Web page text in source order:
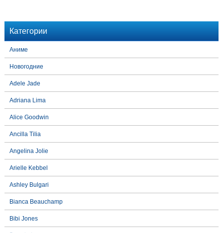
Категории
Аниме
Новогодние
Adele Jade
Adriana Lima
Alice Goodwin
Ancilla Tilia
Angelina Jolie
Arielle Kebbel
Ashley Bulgari
Bianca Beauchamp
Bibi Jones